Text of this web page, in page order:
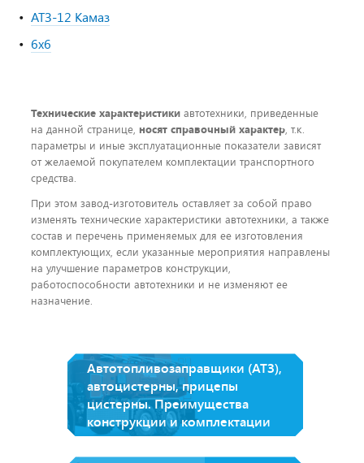
АТЗ-12 Камаз
6х6
Технические характеристики автотехники, приведенные
на данной странице, носят справочный характер, т.к.
параметры и иные эксплуатационные показатели зависят
от желаемой покупателем комплектации транспортного
средства.
При этом завод-изготовитель оставляет за собой право
изменять технические характеристики автотехники, а также
состав и перечень применяемых для ее изготовления
комплектующих, если указанные мероприятия направлены
на улучшение параметров конструкции,
работоспособности автотехники и не изменяют ее
назначение.
Автотопливозаправщики (АТЗ),
автоцистерны, прицепы
цистерны. Преимущества
конструкции и комплектации